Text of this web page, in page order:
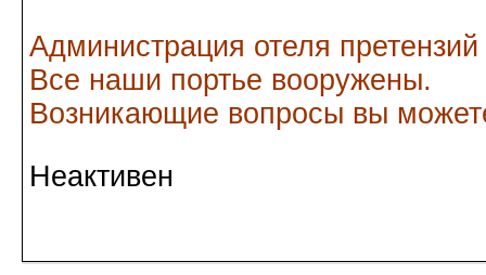
Администрация отеля
Все наши портье вооружены.
Возникающие вопросы вы
Неактивен